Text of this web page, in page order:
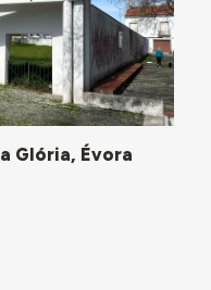
Glória, Évora